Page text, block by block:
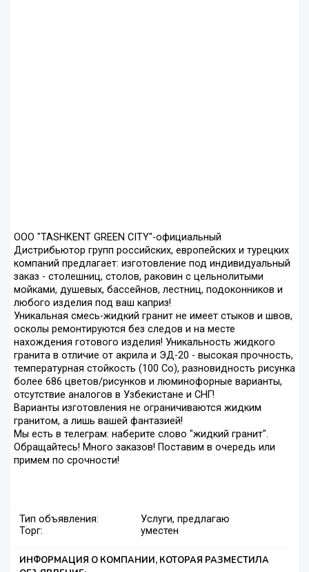
ООО "TASHKENT GREEN CITY"-официальный
Дистрибьютор групп российских, европейских и турецких
компаний предлагает: изготовление под индивидуальный
заказ - столешниц, столов, раковин с цельнолитыми
мойками, душевых, бассейнов, лестниц, подоконников и
любого изделия под ваш каприз!
Уникальная смесь-жидкий гранит не имеет стыков и швов,
осколы ремонтируются без следов и на месте
нахождения готового изделия! Уникальность жидкого
гранита в отличие от акрила и ЭД-20 - высокая прочность,
температурная стойкость (100 Со), разновидность рисунка
более 686 цветов/рисунков и люминофорные варианты,
отсутствие аналогов в Узбекистане и СНГ!
Варианты изготовления не ограничиваются жидким
гранитом, а лишь вашей фантазией!
Мы есть в телеграм: наберите слово "жидкий гранит".
Обращайтесь! Много заказов! Поставим в очередь или
примем по срочности!
Тип объявления:
Услуги, предлагаю
Торг:
уместен
ИНФОРМАЦИЯ О КОМПАНИИ, КОТОРАЯ РАЗМЕСТИЛА